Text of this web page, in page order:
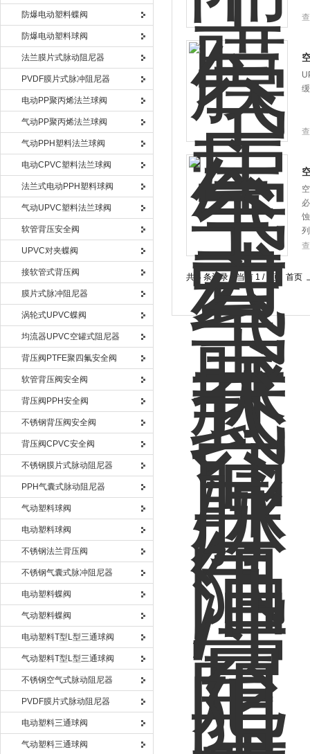
防爆电动塑料蝶阀
防爆电动塑料球阀
法兰膜片式脉动阻尼器
PVDF膜片式脉冲阻尼器
电动PP聚丙烯法兰球阀
气动PP聚丙烯法兰球阀
气动PPH塑料法兰球阀
电动CPVC塑料法兰球阀
法兰式电动PPH塑料球阀
气动UPVC塑料法兰球阀
软管背压安全阀
UPVC对夹蝶阀
接软管式背压阀
膜片式脉冲阻尼器
涡轮式UPVC蝶阀
均流器UPVC空罐式阻尼器
背压阀PTFE聚四氟安全阀
软管背压阀安全阀
背压阀PPH安全阀
不锈钢背压阀安全阀
背压阀CPVC安全阀
不锈钢膜片式脉动阻尼器
PPH气囊式脉动阻尼器
气动塑料球阀
电动塑料球阀
不锈钢法兰背压阀
不锈钢气囊式脉冲阻尼器
电动塑料蝶阀
气动塑料蝶阀
电动塑料T型L型三通球阀
气动塑料T型L型三通球阀
不锈钢空气式脉动阻尼器
PVDF膜片式脉动阻尼器
电动塑料三通球阀
气动塑料三通球阀
共 4 条记录，当前 1 / 1 页 首页